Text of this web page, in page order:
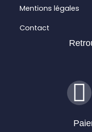
Mentions légales
Contact
I